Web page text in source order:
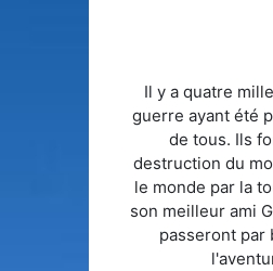
Il y a quatre
guerre ayant été
de tous. Ils
destruction du
le monde par la
son meilleur ami
passeront par